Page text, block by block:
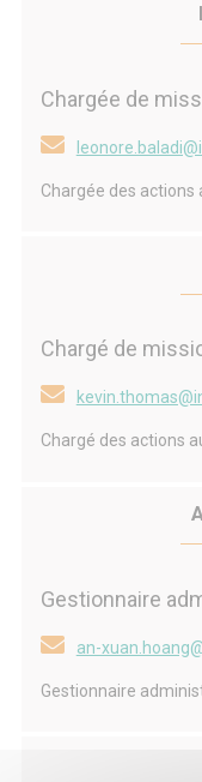
Chargée de
Chargée des actions
Chargé de
Chargé des actions
Gestionnaire
an-
Gestionnaire